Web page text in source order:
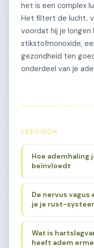
het is een complex
Het filtert de lucht,
voordat hij je
stikstofmonoxide,
gezondheid ten
onderdeel van je
LEES OOK
Hoe ademhaling
beïnvloedt
De nervus vagus
je je rust-
Wat is
heeft adem